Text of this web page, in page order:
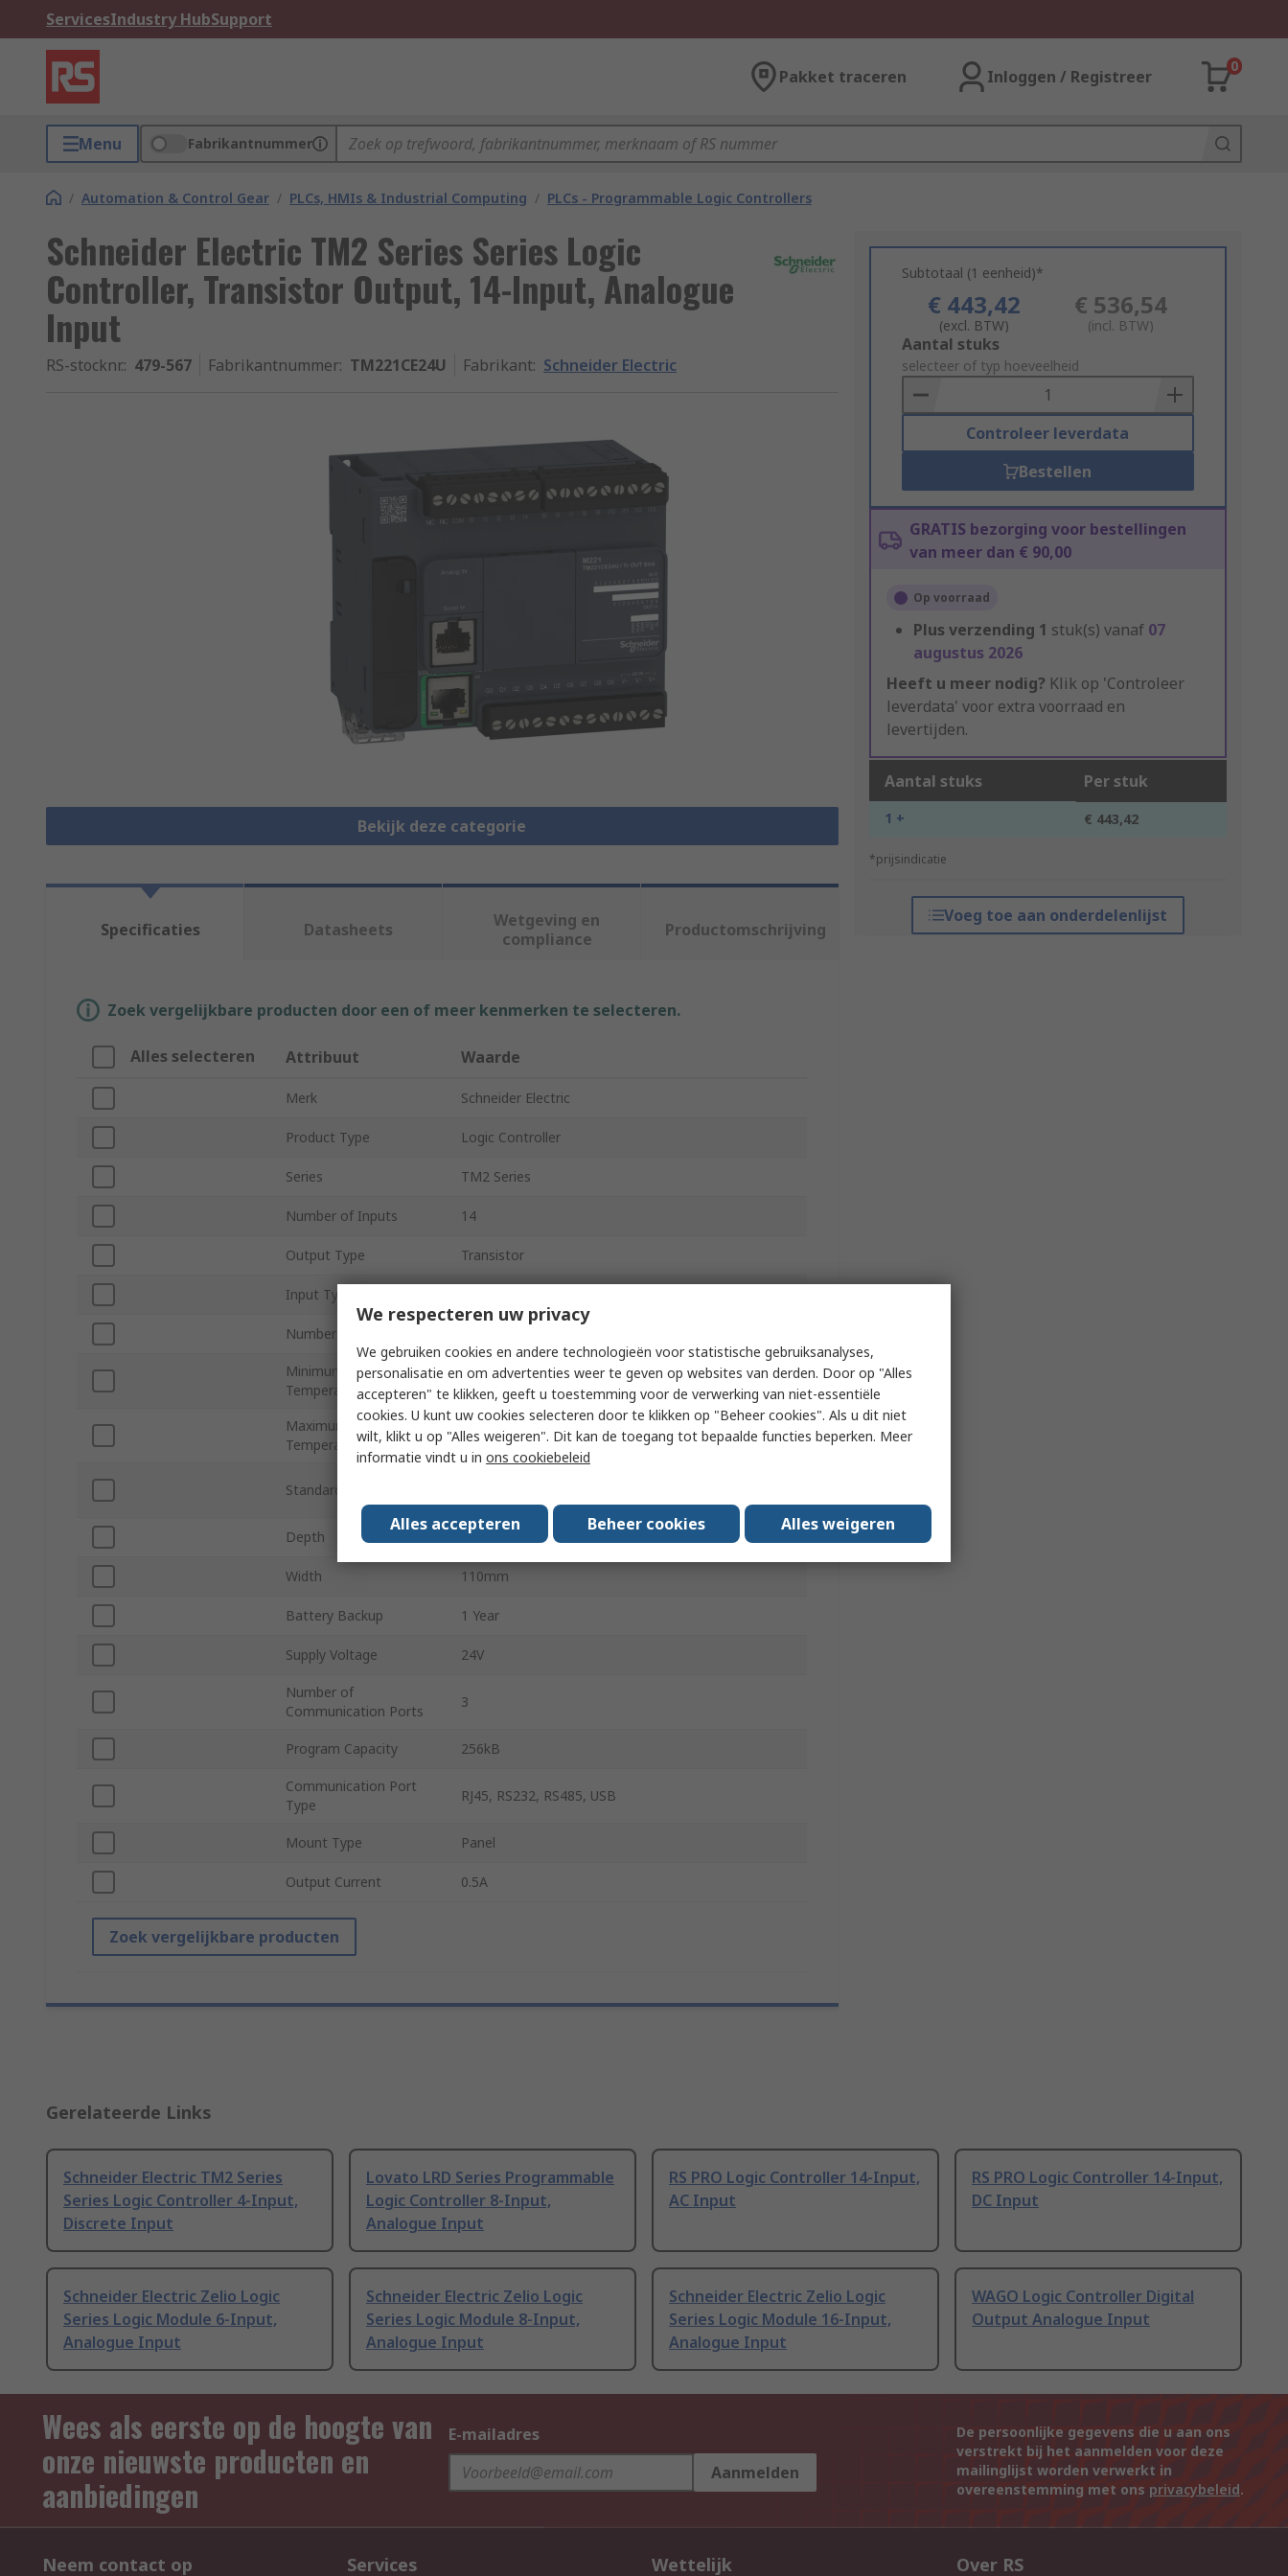
ServicesIndustry HubSupport
Pakket traceren Inloggen / Registreer
0
Menu Fabrikantnummer
/ Automation & Control Gear / PLCs, HMIs & Industrial Computing / PLCs - Programmable Logic Controllers
Schneider Electric TM2 Series Series Logic
Controller, Transistor Output, 14-Input, Analogue
Input
RS-stocknr.: 479-567 Fabrikantnummer: TM221CE24U Fabrikant: Schneider Electric
Bekijk deze categorie
Subtotaal (1 eenheid)*
€ 443,42
(excl. BTW)
€ 536,54
(incl. BTW)
Add
to
Basket
Aantal stuks
selecteer of typ hoeveelheid
Controleer leverdata
Bestellen
GRATIS bezorging voor bestellingen
van meer dan € 90,00
Op voorraad
Plus verzending 1 stuk(s) vanaf 07
augustus 2026
Heeft u meer nodig? Klik op 'Controleer
leverdata' voor extra voorraad en
levertijden.
Aantal stuks Per stuk
1 + € 443,42
*prijsindicatie
Voeg toe aan onderdelenlijst
Specificaties Datasheets
Wetgeving en
compliance
Productomschrijving
Zoek vergelijkbare producten door een of meer kenmerken te selecteren.
Alles selecteren Attribuut Waarde
Merk Schneider Electric
Product Type Logic Controller
Series TM2 Series
Number of Inputs 14
Output Type Transistor
Input Type
Number of Outputs
Minimum Operating
Temperature
-10°C
Maximum Operating
Temperature
55°C
Standards/Approvals
Depth 70mm
Width 110mm
Battery Backup 1 Year
Supply Voltage 24V
Number of
Communication Ports
3
Program Capacity 256kB
Communication Port
Type
RJ45, RS232, RS485, USB
Mount Type Panel
Output Current 0.5A
Zoek vergelijkbare producten
Gerelateerde Links
Schneider Electric TM2 Series
Series Logic Controller 4-Input,
Discrete Input
Lovato LRD Series Programmable
Logic Controller 8-Input,
Analogue Input
RS PRO Logic Controller 14-Input,
AC Input
RS PRO Logic Controller 14-Input,
DC Input
Schneider Electric Zelio Logic
Series Logic Module 6-Input,
Analogue Input
Schneider Electric Zelio Logic
Series Logic Module 8-Input,
Analogue Input
Schneider Electric Zelio Logic
Series Logic Module 16-Input,
Analogue Input
WAGO Logic Controller Digital
Output Analogue Input
Wees als eerste op de hoogte van
onze nieuwste producten en
aanbiedingen
E-mailadres
Aanmelden
De persoonlijke gegevens die u aan ons
verstrekt bij het aanmelden voor deze
mailinglijst worden verwerkt in
overeenstemming met ons privacybeleid.
Neem contact op Services Wettelijk Over RS
We respecteren uw privacy
We gebruiken cookies en andere technologieën voor statistische gebruiksanalyses,
personalisatie en om advertenties weer te geven op websites van derden. Door op "Alles
accepteren" te klikken, geeft u toestemming voor de verwerking van niet-essentiële
cookies. U kunt uw cookies selecteren door te klikken op "Beheer cookies". Als u dit niet
wilt, klikt u op "Alles weigeren". Dit kan de toegang tot bepaalde functies beperken. Meer
informatie vindt u in ons cookiebeleid
Alles accepteren Beheer cookies Alles weigeren